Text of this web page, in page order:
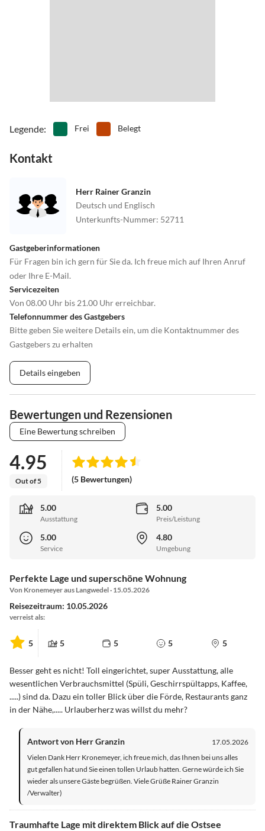
Legende: Frei Belegt
Kontakt
Herr Rainer Granzin
Deutsch und Englisch
Unterkunfts-Nummer: 52711
Gastgeberinformationen
Für Fragen bin ich gern für Sie da. Ich freue mich auf Ihren Anruf
oder Ihre E-Mail.
Servicezeiten
Von 08.00 Uhr bis 21.00 Uhr erreichbar.
Telefonnummer des Gastgebers
Bitte geben Sie weitere Details ein, um die Kontaktnummer des
Gastgebers zu erhalten
Details eingeben
Bewertungen und Rezensionen
Eine Bewertung schreiben
4.95
Out of 5 (5 Bewertungen)
5.00
Ausstattung
5.00
Preis/Leistung
5.00
Service
4.80
Umgebung
Perfekte Lage und superschöne Wohnung
Von Kronemeyer aus Langwedel · 15.05.2026
Reisezeitraum: 10.05.2026
verreist als:
5 5 5 5 5
Besser geht es nicht! Toll eingerichtet, super Ausstattung, alle
wesentlichen Verbrauchsmittel (Spüli, Geschirrspültapps, Kaffee,
.....) sind da. Dazu ein toller Blick über die Förde, Restaurants ganz
in der Nähe,..... Urlauberherz was willst du mehr?
Antwort von Herr Granzin
17.05.2026
Vielen Dank Herr Kronemeyer, ich freue mich, das Ihnen bei uns alles
gut gefallen hat und Sie einen tollen Urlaub hatten. Gerne würde ich Sie
wieder als unsere Gäste begrüßen. Viele Grüße Rainer Granzin
/Verwalter)
Traumhafte Lage mit direktem Blick auf die Ostsee